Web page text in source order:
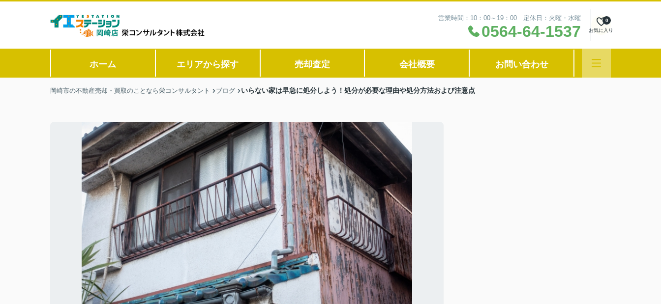
営業時間：10：00～19：00 定休日：火曜・水曜
0564-64-1537 お気に入り
0
ホーム エリアから探す 売却査定 会社概要 お問い合わせ
岡崎市の不動産売却・買取のことなら栄コンサルタント ブログ いらない家は早急に処分しよう！処分が必要な理由や処分方法および注意点